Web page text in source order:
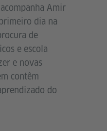
Amir
dia na
de
e escola
e novas
contêm
do